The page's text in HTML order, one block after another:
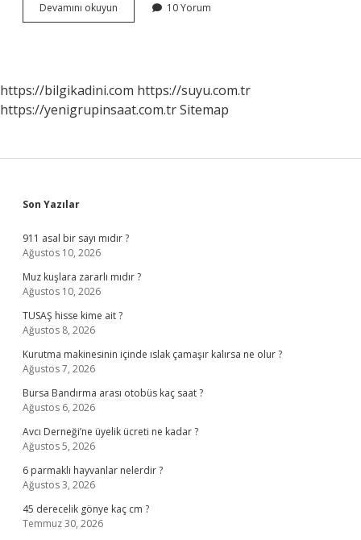
Devamını okuyun
sınır
10 Yorum
https://bilgikadini.com https://suyu.com.tr
https://yenigrupinsaat.com.trSitemap
Sidebar
Son Yazılar
911 asal bir sayı mıdır ?
Ağustos 10, 2026
Muz kuşlara zararlı mıdır ?
Ağustos 10, 2026
TUSAŞ hisse kime ait ?
Ağustos 8, 2026
Kurutma makinesinin içinde ıslak çamaşır kalırsa ne olur ?
Ağustos 7, 2026
Bursa Bandırma arası otobüs kaç saat ?
Ağustos 6, 2026
Avcı Derneği’ne üyelik ücreti ne kadar ?
Ağustos 5, 2026
6 parmaklı hayvanlar nelerdir ?
Ağustos 3, 2026
45 derecelik gönye kaç cm ?
Temmuz 30, 2026